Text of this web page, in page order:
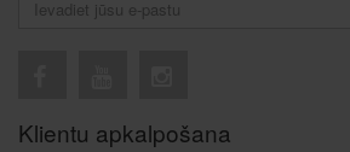
Klientu apkalpošana